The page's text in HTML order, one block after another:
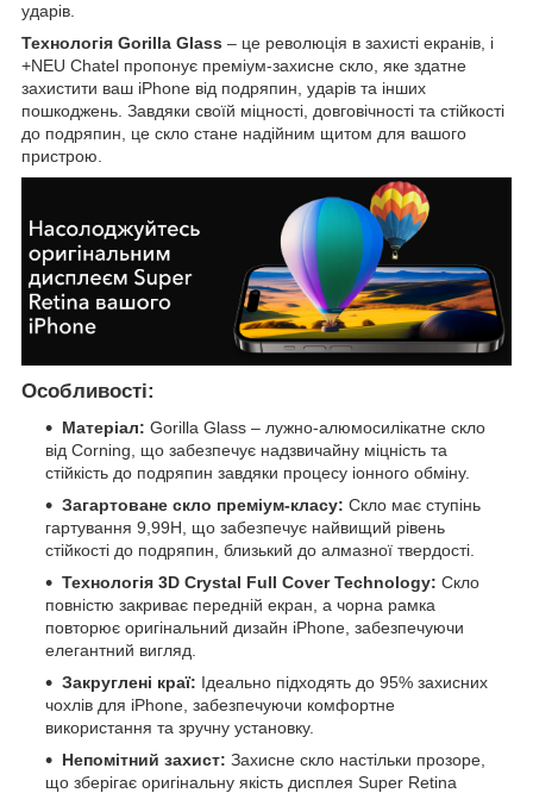
ударів.
Технологія Gorilla Glass – це революція в захисті екранів, і
+NEU Chatel пропонує преміум-захисне скло, яке здатне
захистити ваш iPhone від подряпин, ударів та інших
пошкоджень. Завдяки своїй міцності, довговічності та стійкості
до подряпин, це скло стане надійним щитом для вашого
пристрою.
Особливості:
Матеріал: Gorilla Glass – лужно-алюмосилікатне скло
від Corning, що забезпечує надзвичайну міцність та
стійкість до подряпин завдяки процесу іонного обміну.
Загартоване скло преміум-класу: Скло має ступінь
гартування 9,99H, що забезпечує найвищий рівень
стійкості до подряпин, близький до алмазної твердості.
Технологія 3D Crystal Full Cover Technology: Скло
повністю закриває передній екран, а чорна рамка
повторює оригінальний дизайн iPhone, забезпечуючи
елегантний вигляд.
Закруглені краї: Ідеально підходять до 95% захисних
чохлів для iPhone, забезпечуючи комфортне
використання та зручну установку.
Непомітний захист: Захисне скло настільки прозоре,
що зберігає оригінальну якість дисплея Super Retina